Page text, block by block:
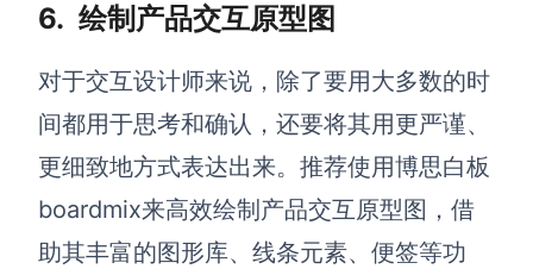
6. 绘制产品交互原型图
对于交互设计师来说，除了要用大多数的时
间都用于思考和确认，还要将其用更严谨、
更细致地方式表达出来。推荐使用博思白板
boardmix来高效绘制产品交互原型图，借
助其丰富的图形库、线条元素、便签等功